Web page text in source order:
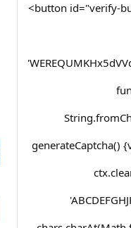
<button id="verify-
generateCaptcha()